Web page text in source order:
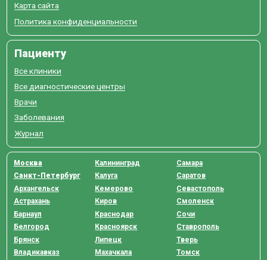
Карта сайта
Политика конфиденциальности
Пациенту
Все клиники
Все диагностические центры
Врачи
Заболевания
Журнал
Москва
Санкт-Петербург
Архангельск
Астрахань
Барнаул
Белгород
Брянск
Владикавказ
Калининград
Калуга
Кемерово
Киров
Краснодар
Красноярск
Липецк
Махачкала
Самара
Саратов
Севастополь
Смоленск
Сочи
Ставрополь
Тверь
Томск